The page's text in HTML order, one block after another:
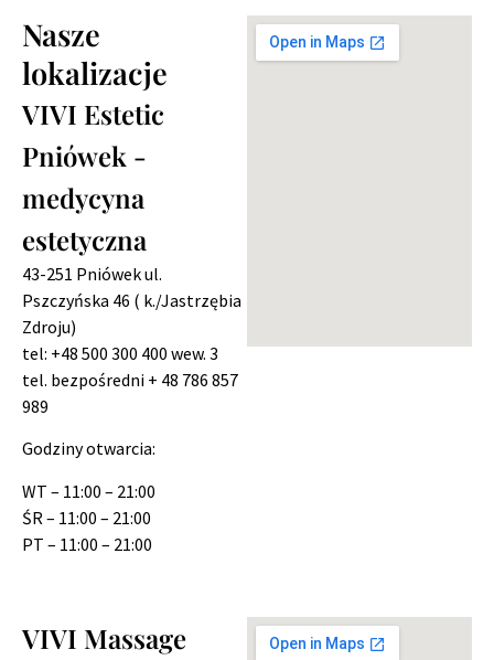
Nasze
lokalizacje
VIVI Estetic
Pniówek -
medycyna
estetyczna
43-251 Pniówekul.
Pszczyńska 46 ( k./Jastrzębia
Zdroju)
tel: +48 500 300 400 wew. 3
tel. bezpośredni + 48 786 857
989
Godziny otwarcia:
WT – 11:00 – 21:00
ŚR – 11:00 – 21:00
PT – 11:00 – 21:00
VIVI Massage